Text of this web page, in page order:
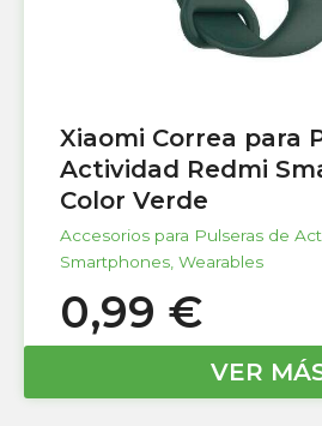
Xiaomi Correa para
Actividad Redmi
Color Verde
Accesorios para Pulseras de
Smartphones Wearables
0,99 €
VER